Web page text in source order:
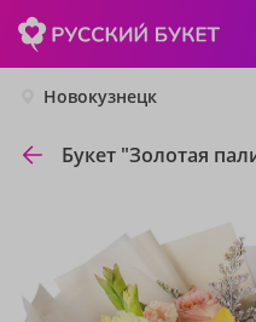
Новокузнецк
Букет "Золотая